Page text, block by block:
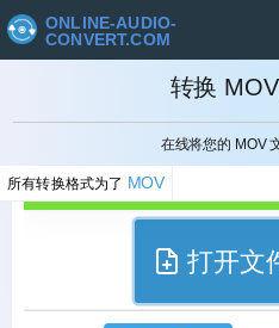
ONLINE-AUDIO-
CONVERT.COM
转换
在线将您的 MOV
所有转换格式为了 MOV
取消
打开文